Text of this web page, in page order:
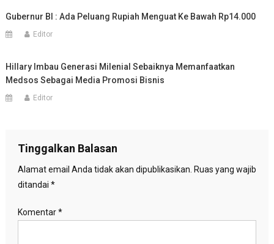
Gubernur BI : Ada Peluang Rupiah Menguat Ke Bawah Rp14.000
Editor
Hillary Imbau Generasi Milenial Sebaiknya Memanfaatkan
Medsos Sebagai Media Promosi Bisnis
Editor
Tinggalkan Balasan
Alamat email Anda tidak akan dipublikasikan. Ruas yang wajib
ditandai *
Komentar*